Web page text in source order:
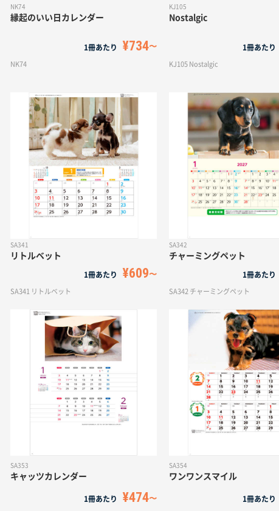
NK74
縁起のいい日カレンダー
1冊あたり ¥734
NK74
KJ105
Nostalgic
1冊あたり
KJ105 Nostalgic
SA341
リトルベット
1冊あたり ¥609
SA341 リトルベット
SA342
チャーミングペット
1冊あたり
SA342 チャーミングペット
SA353
キャッツカレンダー
1冊あたり ¥474
SA354
ワンワンスマイル
1冊あたり